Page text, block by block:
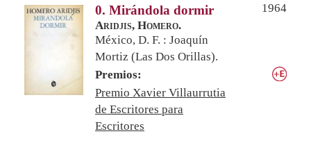
0. Mirándola dormir
1964
Aridjis, Homero.
México, D. F. : Joaquín
Mortiz (Las Dos Orillas).
Premios:
Premio Xavier Villaurrutia
de Escritores para
Escritores